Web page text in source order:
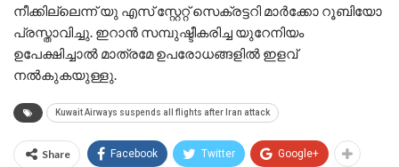
നീക്കില്ലെന്ന് യു എസ് സ്റ്റേറ്റ് സെക്രട്ടറി മാർക്കോ റൂബിയോ
പ്രസ്താവിച്ചു. ഇറാൻ സമ്പുഷ്ടീകരിച്ച യുറേനിയം
ഉപേക്ഷിച്ചാൽ മാത്രമേ ഉപരോധങ്ങളിൽ ഇളവ്
നൽകുകയുള്ളു.
Kuwait Airways suspends all flights after Iran attack
Share Facebook Twitter Google+